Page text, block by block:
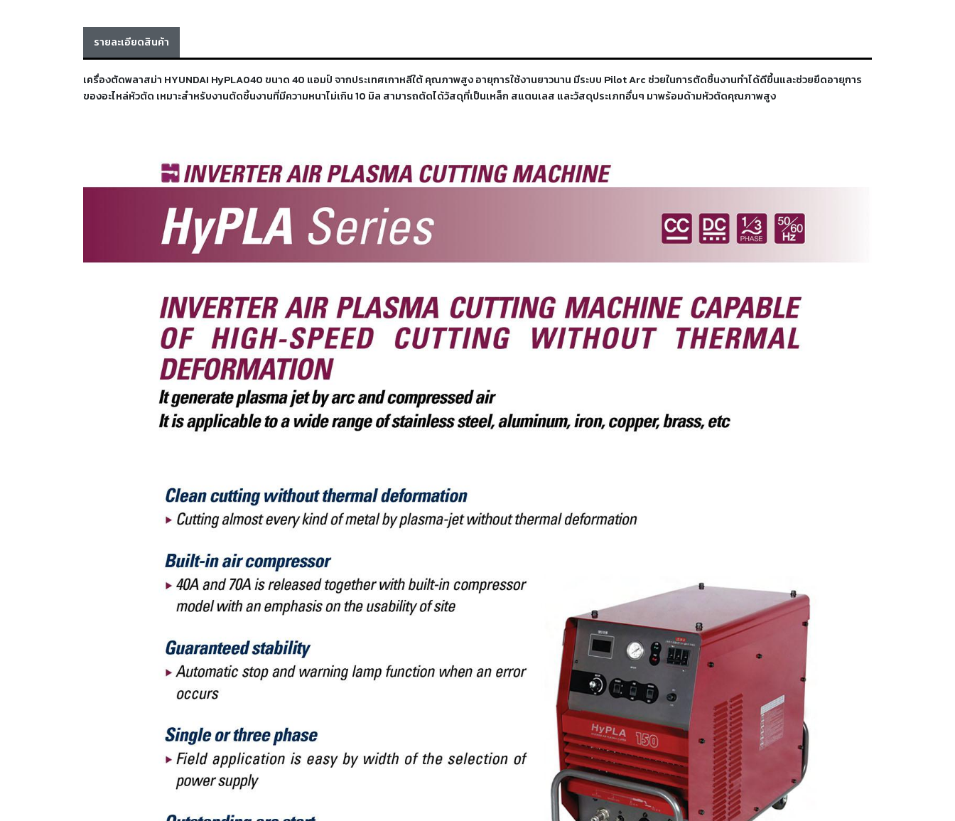
รายละเอียดสินค้า
เครื่องตัดพลาสม่า HYUNDAI HyPLA040 ขนาด 40 แอมป์ จากประเทศเกาหลีใต้ คุณภาพสูง อายุการใช้งานยาวนาน มีระบบ Pilot Arc ช่วยในการตัดชิ้นงานทำได้ดีขึ้นและช่วยยึดอายุการ
ของอะไหล่หัวตัด เหมาะสำหรับงานตัดชิ้นงานที่มีความหนาไม่เกิน 10 มิล สามารถตัดได้วัสดุที่เป็นเหล็ก สแตนเลส และวัสดุประเภทอื่นๆ มาพร้อมด้ามหัวตัดคุณภาพสูง